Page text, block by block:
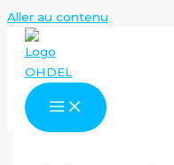
Aller au contenu